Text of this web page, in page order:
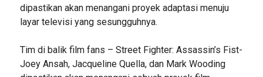
dipastikan akan menangani proyek adaptasi menuju
layar televisi yang sesungguhnya.
Tim di balik film fans – Street Fighter: Assassin’s Fist-
Joey Ansah, Jacqueline Quella, dan Mark Wooding